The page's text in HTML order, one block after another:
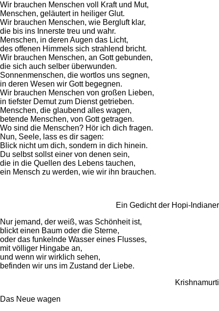
Wir brauchen Menschen voll Kraft und Mut,
Menschen, geläutert in heiliger Glut.
Wir brauchen Menschen, wie Bergluft klar,
die bis ins Innerste treu und wahr.
Menschen, in deren Augen das Licht,
des offenen Himmels sich strahlend bricht.
Wir brauchen Menschen, an Gott gebunden,
die sich auch selber überwunden.
Sonnenmenschen, die wortlos uns segnen,
in deren Wesen wir Gott begegnen.
Wir brauchen Menschen von großen Lieben,
in tiefster Demut zum Dienst getrieben.
Menschen, die glaubend alles wagen,
betende Menschen, von Gott getragen.
Wo sind die Menschen? Hör ich dich fragen.
Nun, Seele, lass es dir sagen:
Blick nicht um dich, sondern in dich hinein.
Du selbst sollst einer von denen sein,
die in die Quellen des Lebens tauchen,
ein Mensch zu werden, wie wir ihn brauchen.
Ein Gedicht der Hopi-Indianer
Nur jemand, der weiß, was Schönheit ist,
blickt einen Baum oder die Sterne,
oder das funkelnde Wasser eines Flusses,
mit völliger Hingabe an,
und wenn wir wirklich sehen,
befinden wir uns im Zustand der Liebe.
Krishnamurti
Das Neue wagen